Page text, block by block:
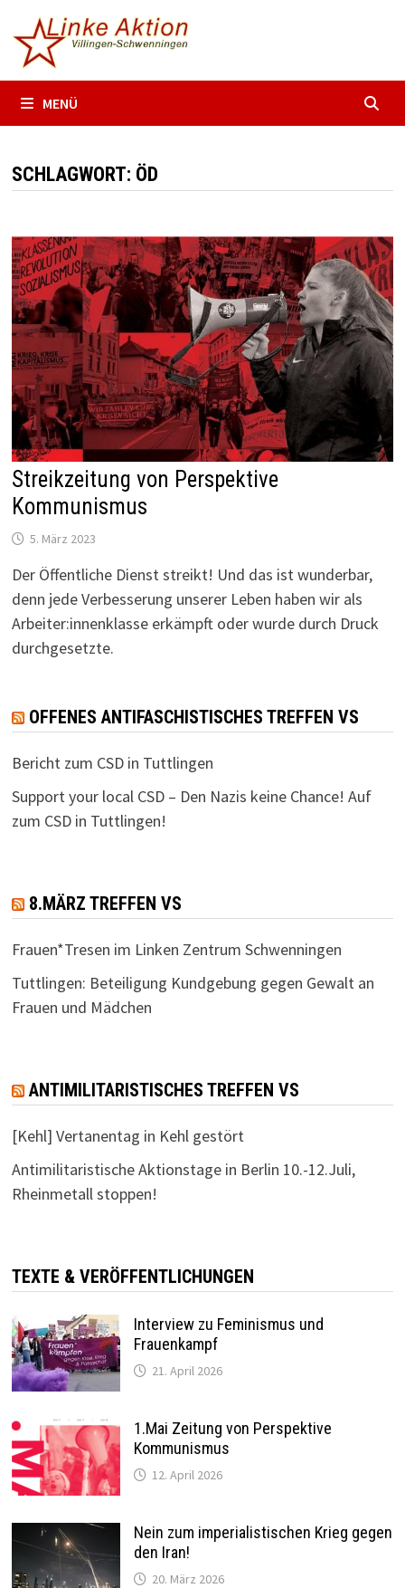
Inhalt
springen
MENÜ
SCHLAGWORT: ÖD
Streikzeitung von Perspektive
Kommunismus
5. März 2023
Der Öffentliche Dienst streikt! Und das ist wunderbar,
denn jede Verbesserung unserer Leben haben wir als
Arbeiter:innenklasse erkämpft oder wurde durch Druck
durchgesetzte.
OFFENES ANTIFASCHISTISCHES TREFFEN VS
Bericht zum CSD in Tuttlingen
Support your local CSD – Den Nazis keine Chance! Auf
zum CSD in Tuttlingen!
8.MÄRZ TREFFEN VS
Frauen*Tresen im Linken Zentrum Schwenningen
Tuttlingen: Beteiligung Kundgebung gegen Gewalt an
Frauen und Mädchen
ANTIMILITARISTISCHES TREFFEN VS
[Kehl] Vertanentag in Kehl gestört
Antimilitaristische Aktionstage in Berlin 10.-12.Juli,
Rheinmetall stoppen!
TEXTE & VERÖFFENTLICHUNGEN
Interview zu Feminismus und
Frauenkampf
21. April 2026
1.Mai Zeitung von Perspektive
Kommunismus
12. April 2026
Nein zum imperialistischen Krieg gegen
den Iran!
20. März 2026